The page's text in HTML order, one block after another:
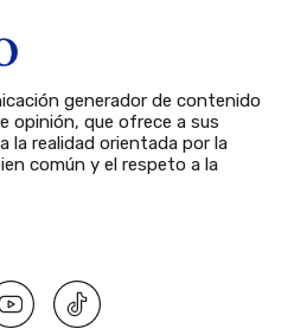
generador de contenido
opinión, que ofrece a sus
la realidad orientada por la
común y el respeto a la